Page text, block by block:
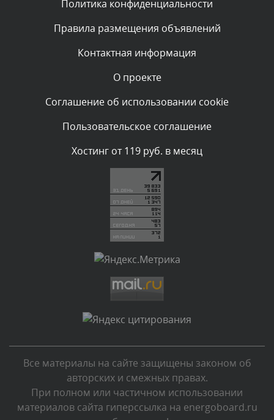
Комментарий проверяется
администратором.
Комментарий проверяется
администратором.
Комментарий проверяется
Текст комментария будет виден после проверки
Комментарий проверяется
Текст комментария будет виден после проверки
администратором.
Текст комментария будет виден после проверки
администратором.
Комментарий проверяется
Текст комментария будет виден после проверки
администратором.
Вчера, в 12:52
Политика конфиденциальности
Правила размещения объявлений
Контактная информация
О проекте
Соглашение об использовании cookie
Пользовательское соглашение
Хостинг от 119 руб. в месяц
Все материалы на сайте защищены законом об
авторских и смежных правах.
При полном или частичном использовании
материалов сайта гиперссылка на energoboard.ru